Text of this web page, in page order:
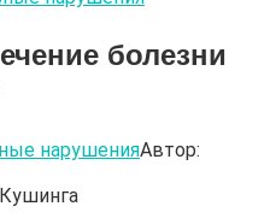
болезни
нарушенияАвтор: